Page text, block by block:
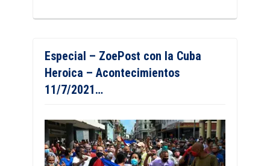
Especial – ZoePost con la Cuba
Heroica – Acontecimientos
11/7/2021…